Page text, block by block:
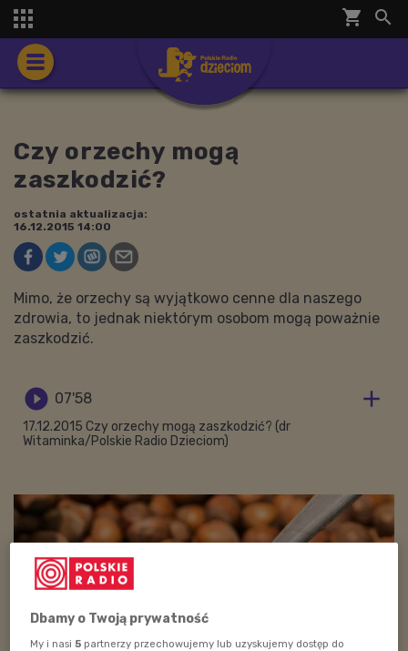
shopping_cart 

Czy orzechy mogą
zaszkodzić?
ostatnia aktualizacja:
16.12.2015 14:00
Mimo, że orzechy są wyjątkowo cenne dla naszego
zdrowia, to jednak niektórym osobom mogą poważnie
zaszkodzić.
 07'58 
17.12.2015 Czy orzechy mogą zaszkodzić? (dr
Witaminka/Polskie Radio Dzieciom)
Dbamy o Twoją prywatność
My i nasi5 partnerzy przechowujemy lub uzyskujemy dostęp do